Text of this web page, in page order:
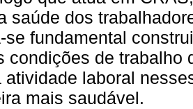
saúde dos
se fundamental
condições de trabalho
atividade laboral
mais saudável.